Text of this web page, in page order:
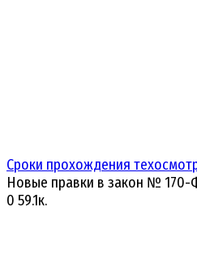
Сроки прохождения
Новые правки в закон №
0 59.1к.